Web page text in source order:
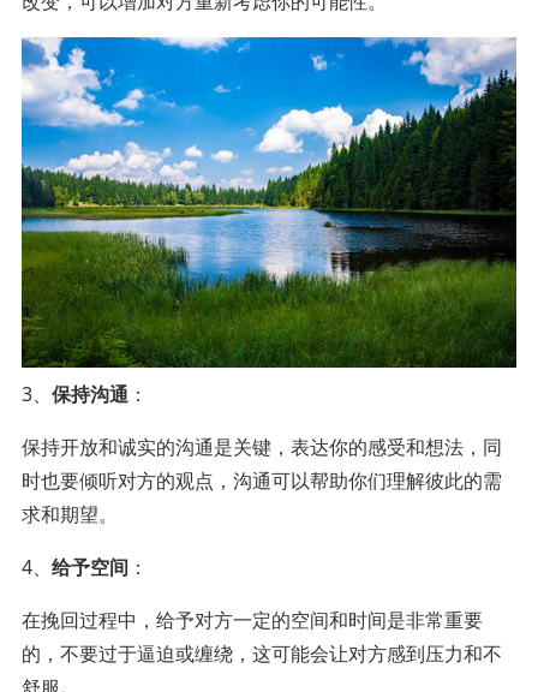
3、 保持沟通：
保持开放和诚实的沟通是关键，表达你的感受和想法，同
时也要倾听对方的观点，沟通可以帮助你们理解彼此的需
求和期望。
4、 给予空间 ：
在挽回过程中，给予对方一定的空间和时间是非常重要
的，不要过于逼迫或缠绕，这可能会让对方感到压力和不